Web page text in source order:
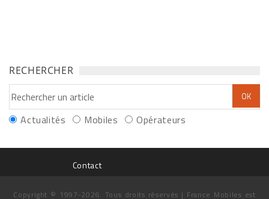
RECHERCHER
Actualités Mobiles Opérateurs
Contact
Copyright © 1997-2026. Tous droits réservés | France Mobiles est